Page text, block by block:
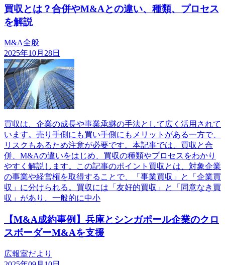
買収とは？合併やM&Aとの違い、種類、プロセス
を解説
M&A全般
2025年10月28日
買収は、企業の成長や事業承継の手法として広く活用されて
います。売り手側にも買い手側にもメリットがある一方で、
リスクもあるため注意が必要です。本記事では、買収と合
併、M&Aの違いをはじめ、買収の種類やプロセスをわかり
やすく解説します。この記事のポイント買収とは、対象企業
の事業や経営権を取得することで、「事業買収」と「企業買
収」に分けられる。買収には「友好的買収」と「同意なき買
収」があり、一般的に中小
【M&A成約事例】兵庫とシンガポール企業のクロ
スボーダーM&Aを支援
広報室だより